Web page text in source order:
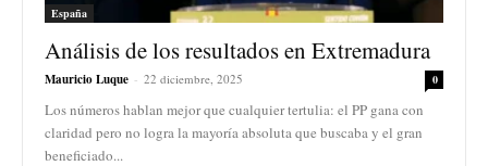
España
Análisis de los resultados en Extremadura
Mauricio Luque - 22 diciembre, 2025 0
Los números hablan mejor que cualquier tertulia: el PP gana con
claridad pero no logra la mayoría absoluta que buscaba y el gran
beneficiado...